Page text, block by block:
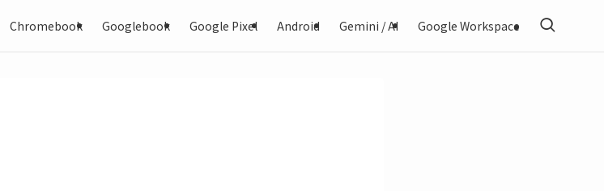
Chromebook Googlebook Google Pixel Android Gemini / AI Google Workspace